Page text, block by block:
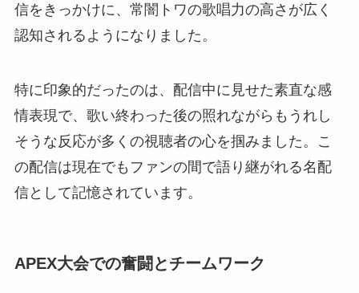
信をきっかけに、常闇トワの歌唱力の高さが広く
認知されるようになりました。
特に印象的だったのは、配信中に見せた素直な感
情表現で、歌い終わった後の照れながらもうれし
そうな反応が多くの視聴者の心を掴みました。こ
の配信は現在でもファンの間で語り継がれる名配
信として記憶されています。
APEX大会での奮闘とチームワーク